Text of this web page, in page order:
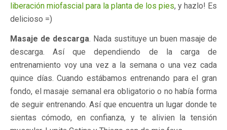
liberación miofascial para la planta de los pies, y hazlo! Es
delicioso =)
Masaje de descarga. Nada sustituye un buen masaje de
descarga. Así que dependiendo de la carga de
entrenamiento voy una vez a la semana o una vez cada
quince días. Cuando estábamos entrenando para el gran
fondo, el masaje semanal era obligatorio o no había forma
de seguir entrenando. Así que encuentra un lugar donde te
sientas cómodo, en confianza, y te alivien la tensión